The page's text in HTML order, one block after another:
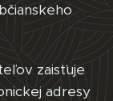
zaisťuje
adresy